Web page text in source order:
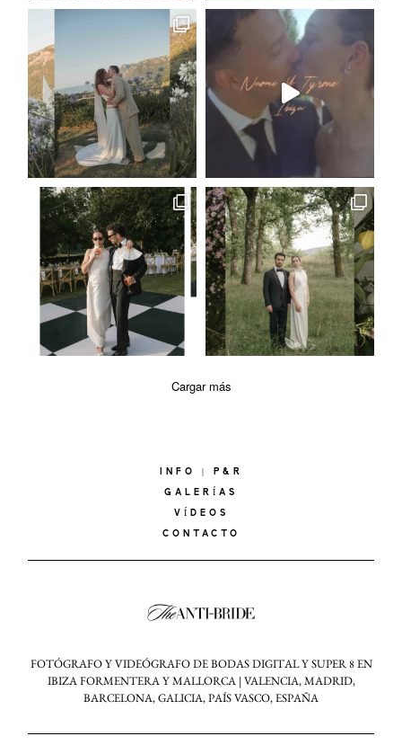
Cargar más
INFO | P&R
GALERÍAS
VÍDEOS
CONTACTO
FOTÓGRAFO Y VIDEÓGRAFO DE BODAS DIGITAL Y SUPER 8 EN
IBIZA FORMENTERA Y MALLORCA | VALENCIA, MADRID,
BARCELONA, GALICIA, PAÍS VASCO, ESPAÑA